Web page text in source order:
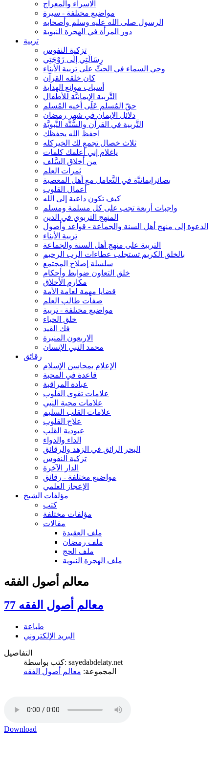
الاسراء والمعراج
مواضيع مختلفة - سيرة
الرسول صلى الله عليه وسلم وأصحابه
دور المرأة في الهجرة النبوية
تربية
تزكية النفوس
رِسَالَتِي إلَى زَوْجَتِي
وحي السماء في الحثّ على تربية الأبناء
كان خلقه القرآن
أسباب موانع الهداية
التَّربية الإيمانيَّة للأطفال
حقّ المُسلم عَلَى أخيه المُسلم
دلائل الإيمان في شهر رمضان
التَّربية في القرآن والسُّنَّة النَّبويَّة
احفظ الله يحفظك
ثلاث خصال تجمع لك الخيركله
ياغلام إني أعلمك كلمات
من أخلاق السَّلف
ثمرات العلم
بصائرإيمانيَّة في التَّعامل مع أهل المعصية
أعمال القلوب
كيف تكون داعية إلى الله
واجبات أربعة تجب على كل مسلمة ومسلم
المنهج التربوي في الدين
الدعوة إلى منهج أهل السنة والجماعة - قواعد وأصول
تربية الأبناء
التربية على منهج أهل السنة والجماعة
بالخلق الكريم تستجلب عطاءات الرب الرحيم
سلسلة إصلاح المجتمع
خلق التعاون ضوابط وأحكام
مكارم الأخلاق
قضايا مهمة لعامة الأمة
صفات طالب العلم
مواضيع مختلفة - تربية
خلق الحياء
فك القيد
الاربعون المنيرة
محمد النبي الإنسان
رقائق
الإعلام بمحاسن الإسلام
قاعدة في المحبة
عبادة المراقبة
علامات تقوى القلوب
علامات محبة النبي
علامات القلب السليم
علاج القلوب
عبودية القلب
الداء والدواء
البحر الرائق في الزهد والرقائق
تزكية النفوس
الدار الآخرة
مواضيع مختلفة - رقائق
الإعجاز العلمي
مؤلفات الشيخ
كتب
مؤلفات مختلفة
مقالات
ملف العقيدة
ملف رمضان
ملف الحج
ملف الهجرة النبوية
معالم أصول الفقه
معالم أصول الفقه 77
طباعة
البريد الإلكتروني
التفاصيل
كتب بواسطة: sayedabdelaty.net
المجموعة: معالم أصول الفقه
Download